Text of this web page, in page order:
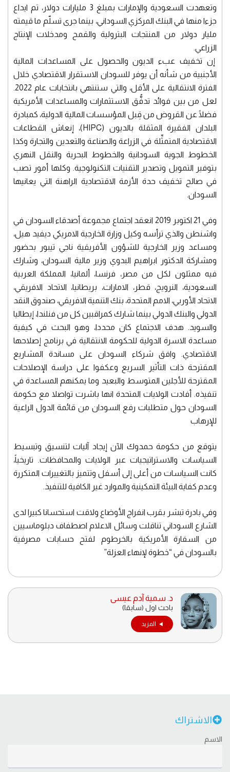
وتعهدت السعودية والإمارات بمبلغ 3 مليارات دولار، تم ايداع
جزءا منها في البنك المركزي السوداني، بينما جرى تسلّم ما قيمته
مليار دولار من المنتجات البترولية والقمح ومدخلات الإنتاج
الزراعي.
إن تخفيف عبء الديون والحصول على المساعدات المالية
الأجنبية من شأنه أن يوفر للسودان الاستقرار الاقتصادي خلال
الفترة الانتقالية على الأقل، والتي ستنتهي بانتخابات عام 2022.
لعل من بين فوائد تدفُّق الاستثمارات والمساعدات الأمريكية
فضلًا عن القروض من قِبل المؤسسات المالية الدولية، كمبادرة
البلدان الفقيرة المثقلة بالديون (HIPC)، إنعاش القطاعات
الاقتصادية المتمثِّلة في الزراعة والصناعة والتعدين والتجارة وكذا
الخطوط الجوية السودانية والخطوط البحرية والنقل النهري
بتوفير التمويل وتصدير التقنيات التكنولوجية. وكلها أمور تصب
في صالح تخفيف حدة الأزمة الاقتصادية الراهنة التي يعانيها
السودان.
وفي 21 اكتوبر 2019 انعقد اجتماع مجموعة أصدقاء السودان في
واشنطن والذي ترأسه وكيل وزارة الخارجية الامريكي ديفيد هيل،
ومساعد وزير الخارجية للشؤون الأفريقية ناجي تيبور بحضور
ومشاركة الدكتور ابراهيم البدوي وزير مالية السودان، وشارك
فيه ممثلون لكل من مصر، فرنسا، ألمانيا، المملكة العربية
السعودية، النرويج، قطر، الامارات، بريطانيا، الاتحاد الافريقي،
الاتحاد الأوربي، الامم المتحدة، بنك التنمية الافريقي، صندوق النقد
الدولي والبنك الدولي بينما شارك كمراقبين كل من فنلندا، إيطاليا
والسويد. هدف الاجتماع كان محددا، وهو البحث في كيفية
مساعدة الاسرة الدولية للحكومة الانتقالية في برنامج إصلاحها
الاقتصادي. وافق شركاء السودان على مساندة المشاريع
المقترحة ذات التأثير السريع وعكفوا على دراسة الإصلاحات
المقترحة للأجلين المتوسط والبعيد وما يمكنهم المساعدة في
تنفيذه. أفادت الولايات المتحدة انها باشرت تواصلا مع حكومة
السودان حول متطلبات رفع السودان من قائمة الدول الراعية
للإرهاب
يتوقع من حكومة حمدوك الآن إيجاد آليات لتنسيق وتبسيط
السياسات والاستراتيجيات عبر الولايات والمحافظات. تاريخياً،
كانت السياسات من أعلى إلى أسفل وتتميز بالتغييرات المتكررة
وعدم كفاية البيئة التمكينية والموارد غير الكافية للتنفيذ.
وفي بادرة تبشر بقرب انفراج الأوضاع ولاقت استحسانا كبيرا لدى
الشارع السوداني تناقلت وسائل الاعلام اصطفاف دبلوماسيين
من السفارة الأمريكية بالخرطوم لفتح حسابات مصرفية
بالسودان في “خطوة لإنهاء العزلة”
د. سمية آدم عيسى
باحث اول (سابقا)
المزيد
الاشتراك
الاسم